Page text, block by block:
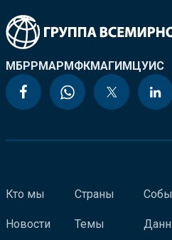
МБРРМАРМФКМАГИМЦУИС
Кто мы
Новости
Страны
Темы